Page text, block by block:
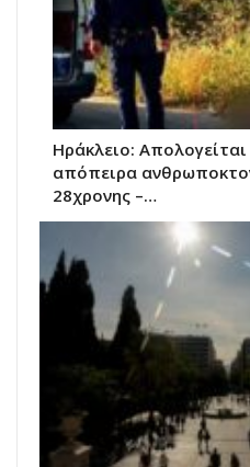
Ηράκλειο:
απόπειρα
28χρονης –…